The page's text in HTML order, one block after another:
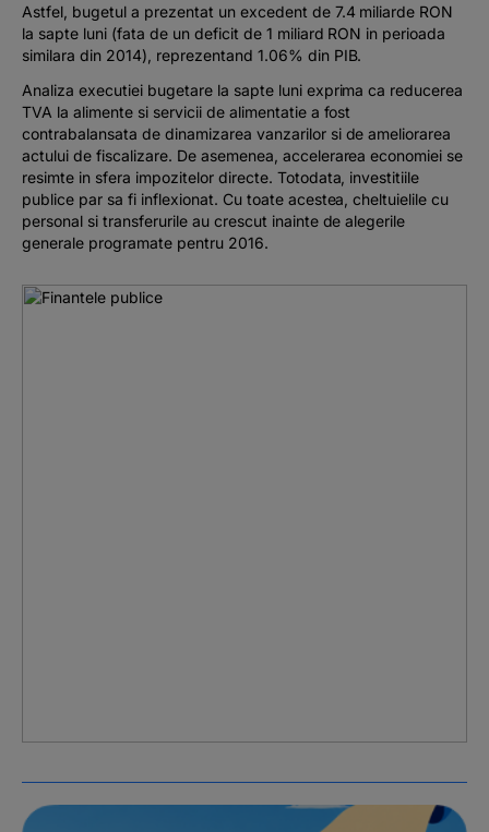
Astfel, bugetul a prezentat un excedent de 7.4 miliarde RON
la sapte luni (fata de un deficit de 1 miliard RON in perioada
similara din 2014), reprezentand 1.06% din PIB.
Analiza executiei bugetare la sapte luni exprima ca reducerea
TVA la alimente si servicii de alimentatie a fost
contrabalansata de dinamizarea vanzarilor si de ameliorarea
actului de fiscalizare. De asemenea, accelerarea economiei se
resimte in sfera impozitelor directe. Totodata, investitiile
publice par sa fi inflexionat. Cu toate acestea, cheltuielile cu
personal si transferurile au crescut inainte de alegerile
generale programate pentru 2016.